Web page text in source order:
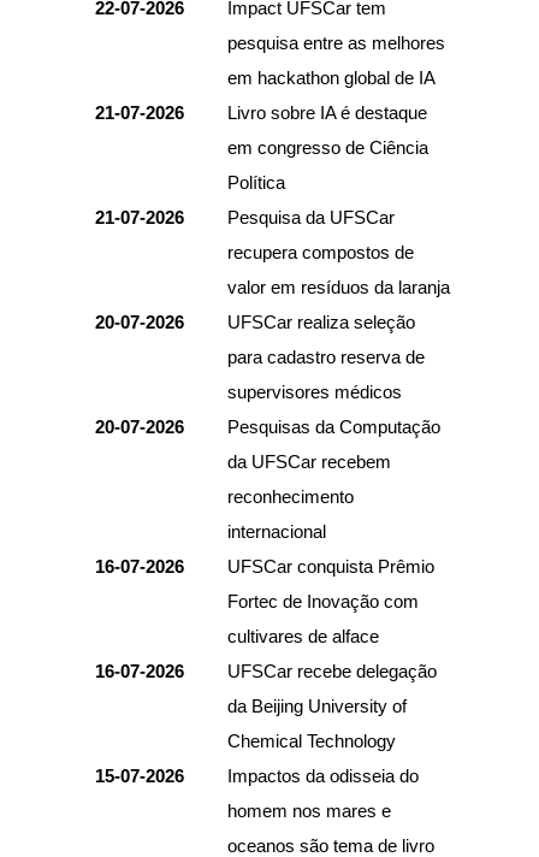
22-07-2026
Impact UFSCar tem
pesquisa entre as melhores
em hackathon global de IA
21-07-2026
Livro sobre IA é destaque
em congresso de Ciência
Política
21-07-2026
Pesquisa da UFSCar
recupera compostos de
valor em resíduos da laranja
20-07-2026
UFSCar realiza seleção
para cadastro reserva de
supervisores médicos
20-07-2026
Pesquisas da Computação
da UFSCar recebem
reconhecimento
internacional
16-07-2026
UFSCar conquista Prêmio
Fortec de Inovação com
cultivares de alface
16-07-2026
UFSCar recebe delegação
da Beijing University of
Chemical Technology
15-07-2026
Impactos da odisseia do
homem nos mares e
oceanos são tema de livro